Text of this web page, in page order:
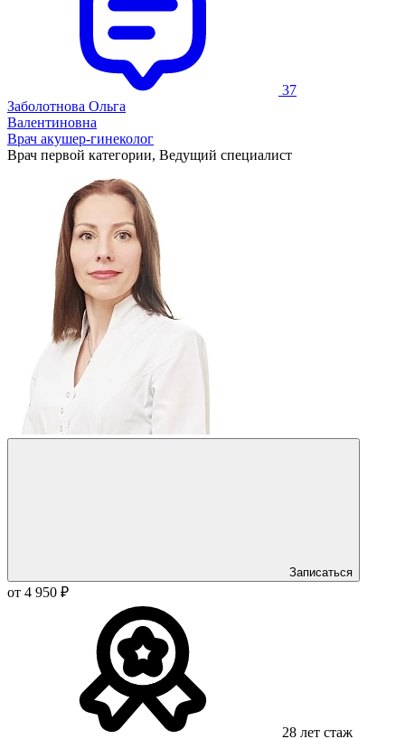
37
Заболотнова Ольга
Валентиновна
Врач акушер-гинеколог
Врач первой категории, Ведущий специалист
Записаться
от 4 950 ₽
28 лет стаж